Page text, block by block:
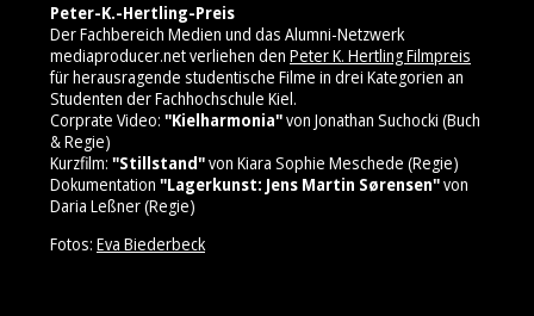
Peter-K.-Hertling-Preis
Der Fachbereich Medien und das Alumni-Netzwerk
mediaproducer.net verliehen den Peter K. Hertling Filmpreis
für herausragende studentische Filme in drei Kategorien an
Studenten der Fachhochschule Kiel.
Corprate Video: "Kielharmonia"von Jonathan Suchocki (Buch
& Regie)
Kurzfilm: "Stillstand"von Kiara Sophie Meschede (Regie)
Dokumentation "Lagerkunst: Jens Martin Sørensen"von
Daria Leßner (Regie)
Fotos: Eva Biederbeck